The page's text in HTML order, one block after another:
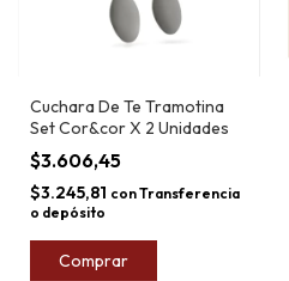
Cuchara De Te Tramotina
Set Cor&cor X 2 Unidades
$3.606,45
$3.245,81 conTransferencia
o depósito
Comprar